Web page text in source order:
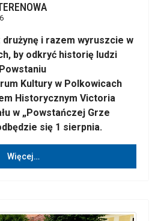
drużynę i razem wyruszcie w
by odkryć historię ludzi
Kultury w Polkowicach
Historycznym Victoria
w „Powstańczej Grze
się 1 sierpnia.
Więcej…